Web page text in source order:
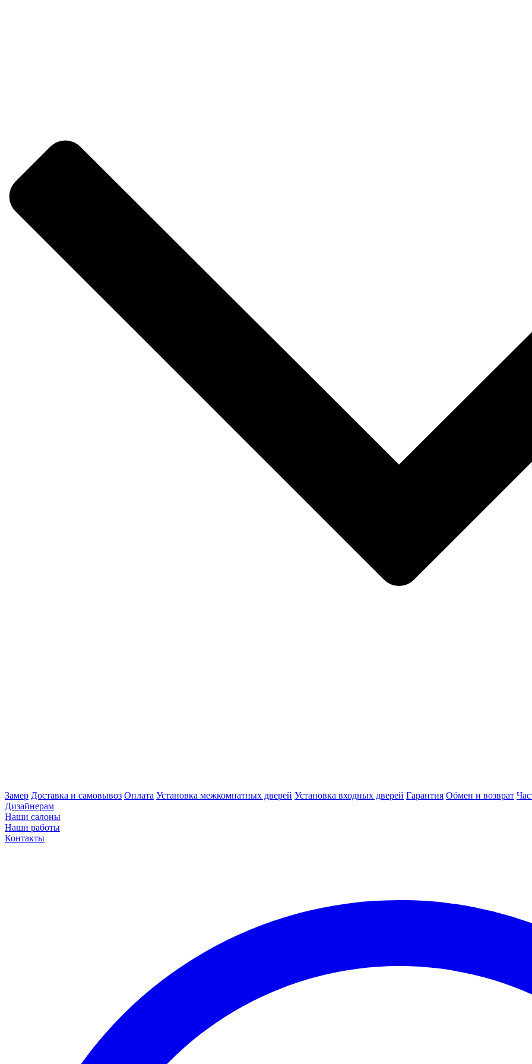
Замер Доставка и самовывоз Оплата Установка межкомнатных дверей Установка входных дверей Гарантия Обмен и возврат
Дизайнерам
Наши салоны
Наши работы
Контакты